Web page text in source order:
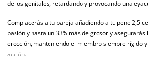
de los genitales, retardando y provocando una
Complacerás a tu pareja añadiendo a tu pene 2,5
pasión y hasta un 33% más de grosor y asegurarás
erección, manteniendo el miembro siempre rígido
acción.